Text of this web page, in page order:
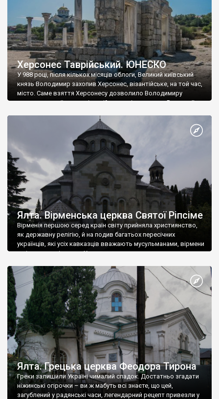
Херсонес Таврійський. ЮНЕСКО
У 988 році, після кількох місяців облоги, Великий київський
князь Володимир захопив Херсонес, візантійське, на той час,
місто. Саме взяття Херсонесу дозволило Володимиру
диктувати свої умови візантійському імператору Василю ІІ, та
Херсонесі Володимир-язичник, став Василем-християнином.
А потім було Хрещення Русі. На честь Херсонесу Таврійського
Ялта. Вірменська церква Святої Ріпсіме
Вірменія першою серед країн світу прийняла християнство,
як державну релігію, й на подив багатьох пересічних
українців, які усіх кавказців вважають мусульманами, вірмени
є відданими вірянами Христа
Ялта. Грецька церква Феодора Тирона
Греки залишили Україні чималий спадок. Достатньо згадати
ніжинські огірочки – ви ж мабуть всі знаєте, що цей,
загублений у радянські часи, легендарний рецепт привезли у